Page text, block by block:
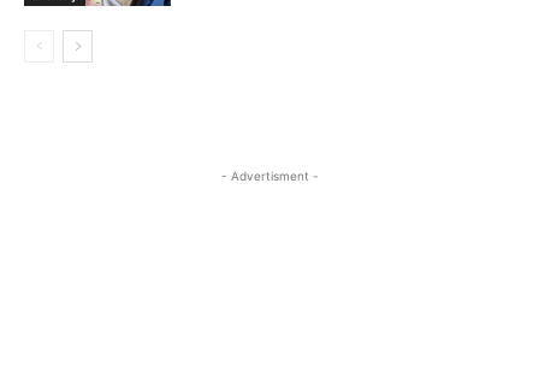
- Advertisment -